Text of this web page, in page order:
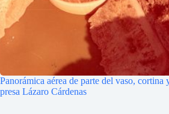
Panorámica aérea de parte del vaso, cortina
presa Lázaro Cárdenas